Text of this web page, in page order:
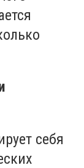
себя